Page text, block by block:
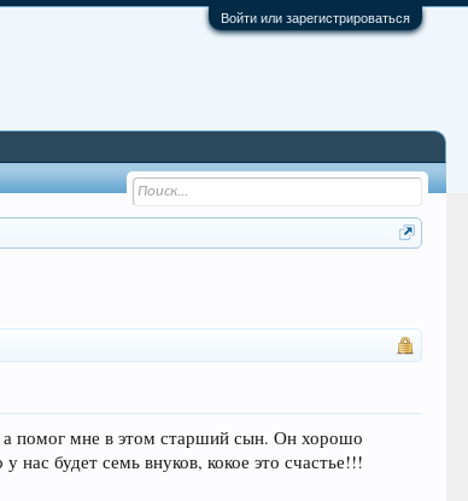
Войти или зарегистрироваться
а помог мне в этом старший сын. Он хорошо
нас будет семь внуков, кокое это счастье!!!